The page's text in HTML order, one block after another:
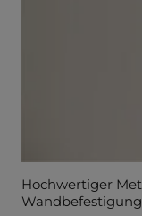
Hochwertiger